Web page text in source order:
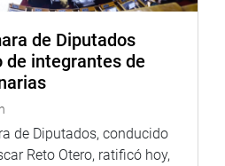
de Diputados
de integrantes de
de Diputados, conducido
Reto Otero, ratificó hoy,